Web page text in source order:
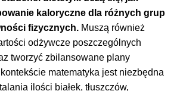
kaloryczne dla różnych grup
fizycznych. Muszą również
odżywcze poszczególnych
tworzyć zbilansowane plany
matematyka jest niezbędna
ilości białek, tłuszczów,